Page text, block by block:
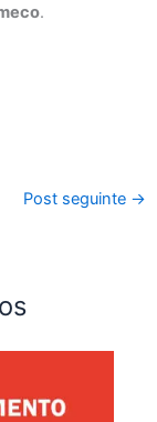
.
Post seguinte →